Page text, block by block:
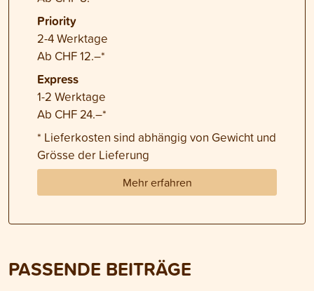
Priority
2-4 Werktage
Ab CHF 12.–*
Express
1-2 Werktage
Ab CHF 24.–*
* Lieferkosten sind abhängig von Gewicht und
Grösse der Lieferung
Mehr erfahren
PASSENDE BEITRÄGE